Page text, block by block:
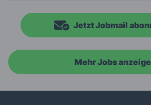
Jetzt Jobmail
Mehr Jobs